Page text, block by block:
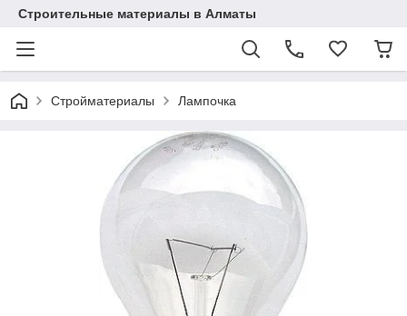
Строительные материалы в Алматы
Стройматериалы Лампочка